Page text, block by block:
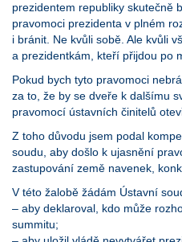
prezidentem republiky skutečně
pravomoci prezidenta v plném
i bránit. Ne kvůli sobě. Ale kvůli
a prezidentkám, kteří přijdou po
Pokud bych tyto pravomoci
za to, že by se dveře k dalšímu
pravomocí ústavních činitelů
Z toho důvodu jsem podal
soudu, aby došlo k ujasnění
zastupování země navenek,
V této žalobě žádám Ústavní
– aby deklaroval, kdo může
summitu;